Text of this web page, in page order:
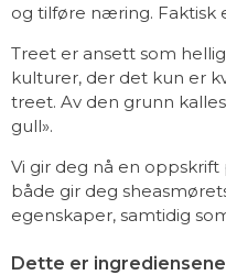
og tilføre næring. Faktisk
Treet er ansett som
kulturer, der det kun er
treet. Av den grunn
gull».
Vi gir deg nå en
både gir deg
egenskaper, samtidig
Dette er